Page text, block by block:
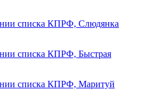
списка КПРФ, Слюдянка
списка КПРФ, Быстрая
списка КПРФ, Маритуй